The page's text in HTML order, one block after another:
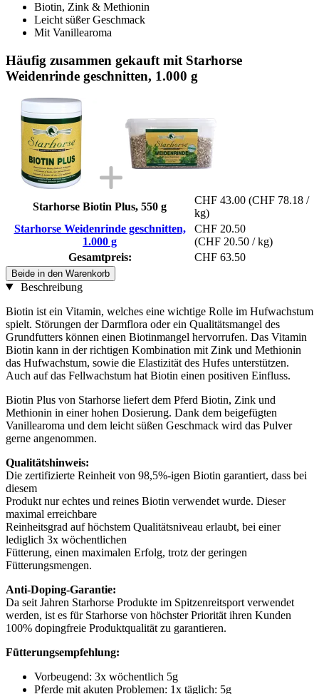
Biotin, Zink & Methionin
Leicht süßer Geschmack
Mit Vanillearoma
Häufig zusammen gekauft mit Starhorse
Weidenrinde geschnitten, 1.000 g
Starhorse Biotin Plus, 550 g
CHF 43.00 (CHF 78.18 /
kg)
Starhorse Weidenrinde geschnitten,
1.000 g
CHF 20.50
(CHF 20.50 / kg)
Gesamtpreis:
CHF 63.50
Beide in den Warenkorb
Beschreibung
Biotin ist ein Vitamin, welches eine wichtige Rolle im Hufwachstum
spielt. Störungen der Darmflora oder ein Qualitätsmangel des
Grundfutters können einen Biotinmangel hervorrufen. Das Vitamin
Biotin kann in der richtigen Kombination mit Zink und Methionin
das Hufwachstum, sowie die Elastizität des Hufes unterstützen.
Auch auf das Fellwachstum hat Biotin einen positiven Einfluss.
Biotin Plus von Starhorse liefert dem Pferd Biotin, Zink und
Methionin in einer hohen Dosierung. Dank dem beigefügten
Vanillearoma und dem leicht süßen Geschmack wird das Pulver
gerne angenommen.
Qualitätshinweis:
Die zertifizierte Reinheit von 98,5%-igen Biotin garantiert, dass bei
diesem
Produkt nur echtes und reines Biotin verwendet wurde. Dieser
maximal erreichbare
Reinheitsgrad auf höchstem Qualitätsniveau erlaubt, bei einer
lediglich 3x wöchentlichen
Fütterung, einen maximalen Erfolg, trotz der geringen
Fütterungsmengen.
Anti-Doping-Garantie:
Da seit Jahren Starhorse Produkte im Spitzenreitsport verwendet
werden, ist es für Starhorse von höchster Priorität ihren Kunden
100% dopingfreie Produktqualität zu garantieren.
Fütterungsempfehlung:
Vorbeugend: 3x wöchentlich 5g
Pferde mit akuten Problemen: 1x täglich: 5g